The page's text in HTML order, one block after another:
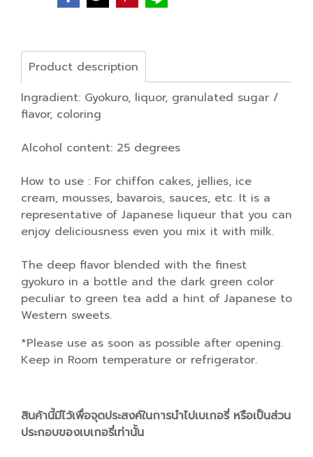
Product description
Ingradient: Gyokuro, liquor, granulated sugar /
flavor, coloring
Alcohol content: 25 degrees
How to use : For chiffon cakes, jellies, ice
cream, mousses, bavarois, sauces, etc. It is a
representative of Japanese liqueur that you can
enjoy deliciousness even you mix it with milk.
The deep flavor blended with the finest
gyokuro in a bottle and the dark green color
peculiar to green tea add a hint of Japanese to
Western sweets.
*Please use as soon as possible after opening.
Keep in Room temperature or refrigerator.
สินค้านี้มีไว้เพื่อจุดประสงค์ในการนำไปเบเกอรี่ หรือเป็นส่วน
ประกอบของเบเกอรี่เท่านั้น